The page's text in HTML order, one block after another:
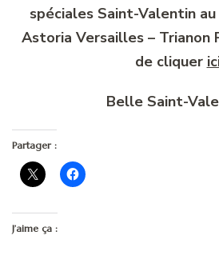
spéciales Saint-Valentin
Astoria Versailles –
de cliquer
Belle Saint-
Partager :
J’aime ça :